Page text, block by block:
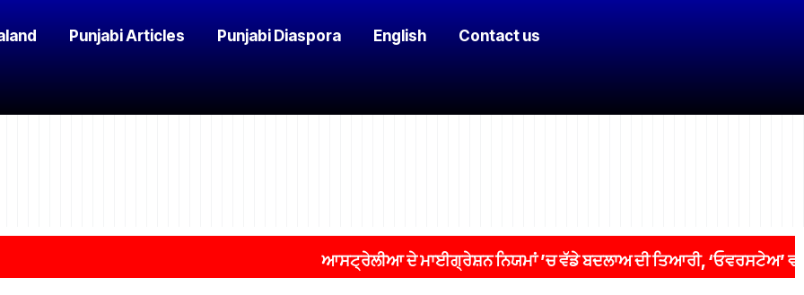
Punjabi Articles Punjabi Diaspora English Contact us
ਆਸਟ੍ਰੇਲੀਆ ਦੇ ਮਾਈਗ੍ਰੇਸ਼ਨ ਨਿਯਮਾਂ ’ਚ ਵੱਡੇ ਬਦਲਾਅ ਦੀ ਤਿਆਰੀ, ‘ਓਵਰਸਟੇਅ’ ਵਾਲਿਆਂ